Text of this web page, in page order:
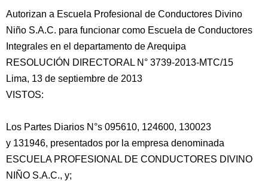
Autorizan a Escuela Profesional de Conductores Divino
Niño S.A.C. para funcionar como Escuela de Conductores
Integrales en el departamento de Arequipa
RESOLUCIÓN DIRECTORAL N° 3739-2013-MTC/15
Lima, 13 de septiembre de 2013
VISTOS:
Los Partes Diarios N°s 095610, 124600, 130023
y 131946, presentados por la empresa denominada
ESCUELA PROFESIONAL DE CONDUCTORES DIVINO
NIÑO S.A.C., y;